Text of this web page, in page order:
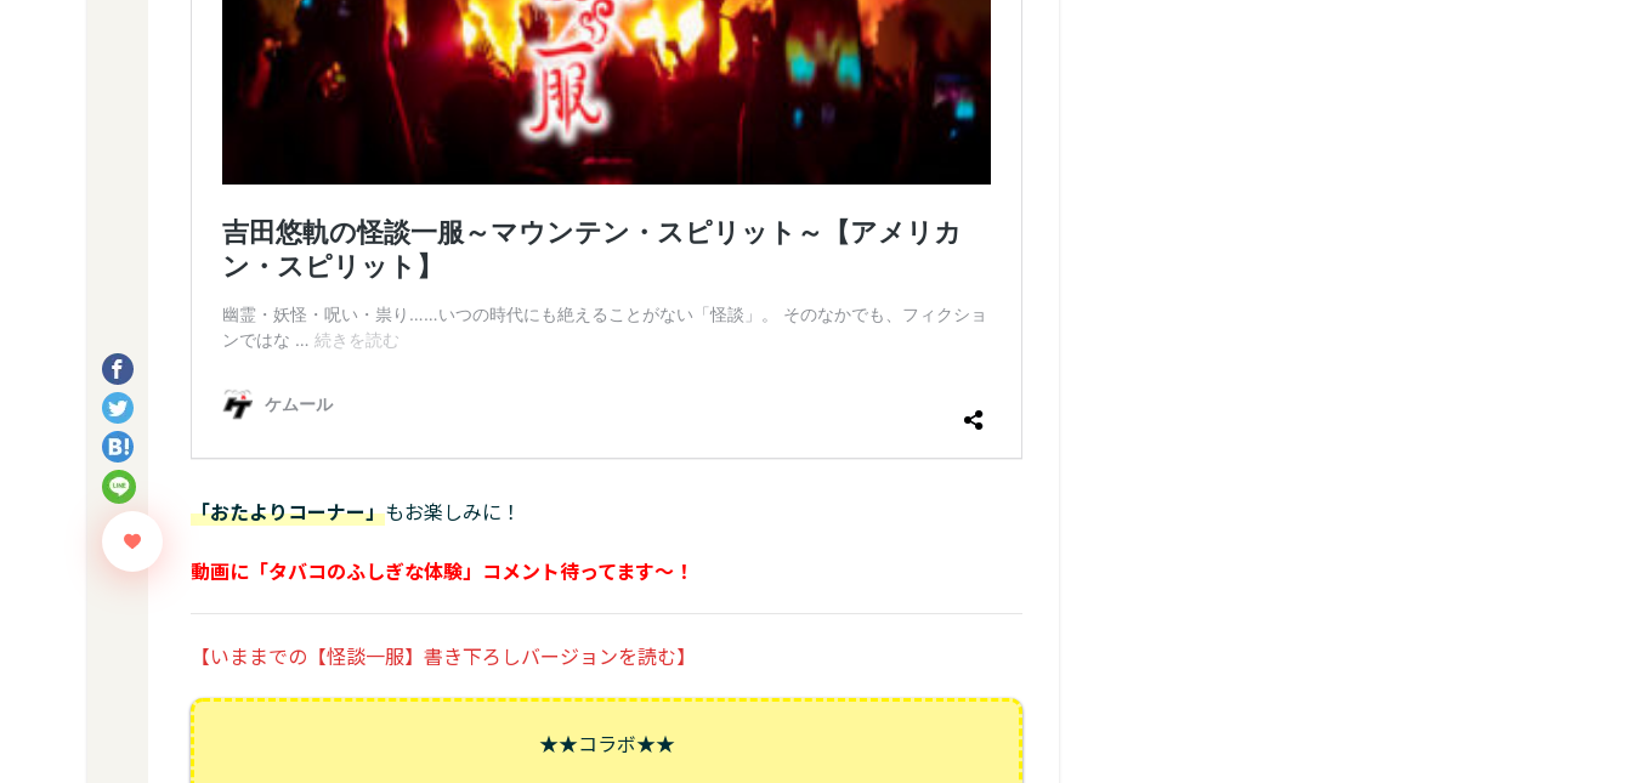
「おたよりコーナー」もお楽しみに！
動画に「タバコのふしぎな体験」コメント待ってます～！
【いままでの【怪談一服】書き下ろしバージョンを読む】
★★コラボ★★